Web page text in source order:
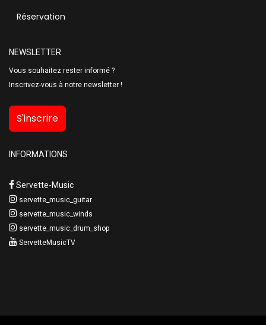
Réservation
NEWSLETTER
Vous souhaitez rester informé ?
Inscrivez-vous à notre newsletter !
S'inscrire
INFORMATIONS
Servette-Music
servette_music_guitar
servette_music_winds
servette_music_drum_shop
ServetteMusicTV